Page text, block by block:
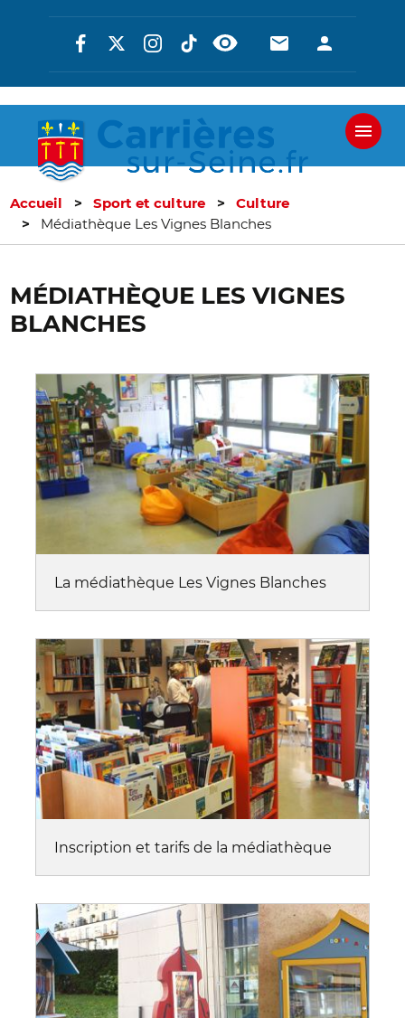
Aller
au
contenu
Réseaux
En-
-
En-
-
Accueil Sport et culture
Culture
Médiathèque Les Vignes Blanches
MÉDIATHÈQUE LES VIGNES
BLANCHES
La médiathèque Les Vignes Blanches
Inscription et tarifs de la médiathèque